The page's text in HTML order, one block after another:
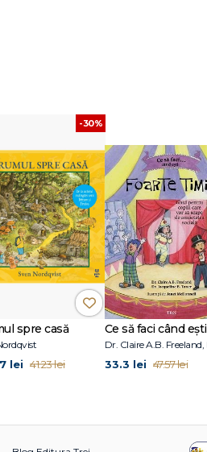
-30%
spre casă
lei 41.23 lei 33.3 lei 47.57 lei